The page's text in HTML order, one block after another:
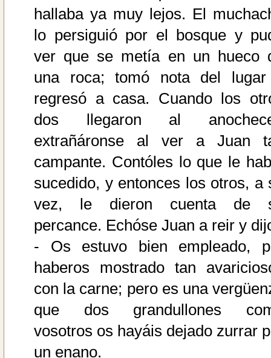
hallaba ya muy lejos. El
lo persiguió por el bosque y
ver que se metía en un hueco
una roca; tomó nota del
regresó a casa. Cuando los
dos llegaron al
extrañáronse al ver a Juan
campante. Contóles lo que le
sucedido, y entonces los otros, a
vez, le dieron cuenta de
percance. Echóse Juan a reir y
- Os estuvo bien empleado,
haberos mostrado tan
con la carne; pero es una
que dos grandullones
vosotros os hayáis dejado zurrar
un enano.